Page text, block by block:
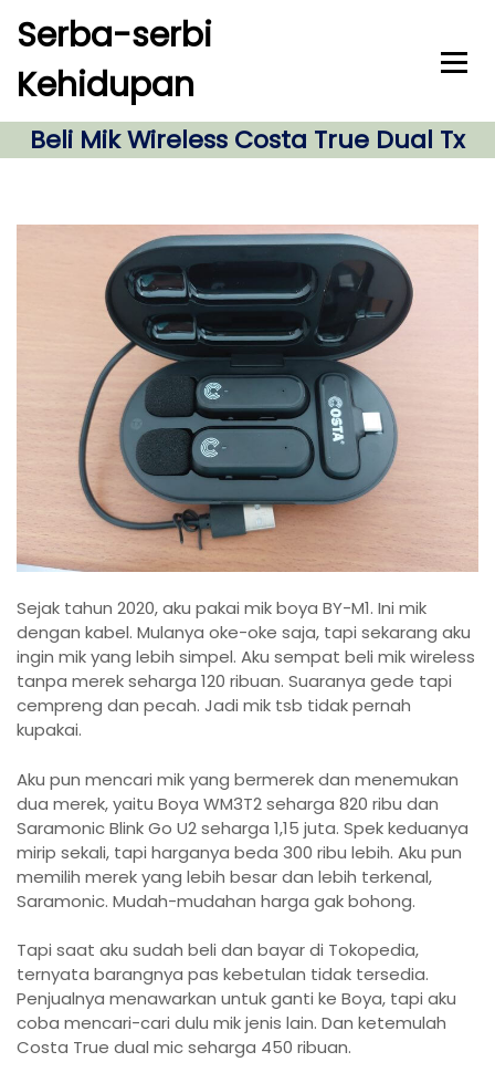
c
Serba-serbi
Kehidupan
Beli Mik Wireless Costa True Dual Tx
Sejak tahun 2020, aku pakai mik boya BY-M1. Ini mik
dengan kabel. Mulanya oke-oke saja, tapi sekarang aku
ingin mik yang lebih simpel. Aku sempat beli mik wireless
tanpa merek seharga 120 ribuan. Suaranya gede tapi
cempreng dan pecah. Jadi mik tsb tidak pernah
kupakai.
Aku pun mencari mik yang bermerek dan menemukan
dua merek, yaitu Boya WM3T2 seharga 820 ribu dan
Saramonic Blink Go U2 seharga 1,15 juta. Spek keduanya
mirip sekali, tapi harganya beda 300 ribu lebih. Aku pun
memilih merek yang lebih besar dan lebih terkenal,
Saramonic. Mudah-mudahan harga gak bohong.
Tapi saat aku sudah beli dan bayar di Tokopedia,
ternyata barangnya pas kebetulan tidak tersedia.
Penjualnya menawarkan untuk ganti ke Boya, tapi aku
coba mencari-cari dulu mik jenis lain. Dan ketemulah
Costa True dual mic seharga 450 ribuan.